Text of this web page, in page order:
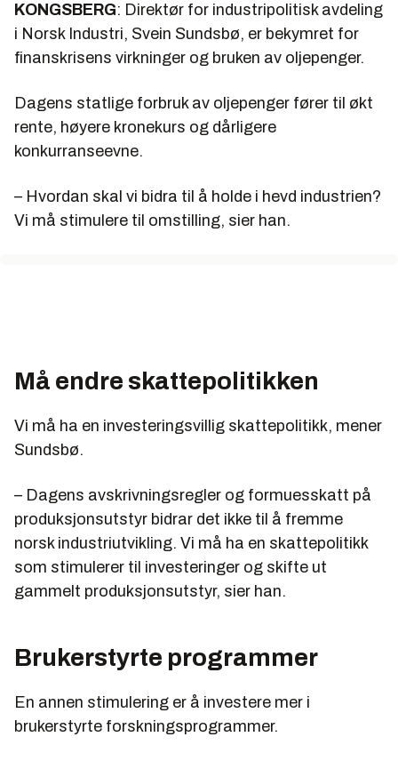
KONGSBERG: Direktør for industripolitisk avdeling
i Norsk Industri, Svein Sundsbø, er bekymret for
finanskrisens virkninger og bruken av oljepenger.
Dagens statlige forbruk av oljepenger fører til økt
rente, høyere kronekurs og dårligere
konkurranseevne.
– Hvordan skal vi bidra til å holde i hevd industrien?
Vi må stimulere til omstilling, sier han.
Må endre skattepolitikken
Vi må ha en investeringsvillig skattepolitikk, mener
Sundsbø.
– Dagens avskrivningsregler og formuesskatt på
produksjonsutstyr bidrar det ikke til å fremme
norsk industriutvikling. Vi må ha en skattepolitikk
som stimulerer til investeringer og skifte ut
gammelt produksjonsutstyr, sier han.
Brukerstyrte programmer
En annen stimulering er å investere mer i
brukerstyrte forskningsprogrammer.